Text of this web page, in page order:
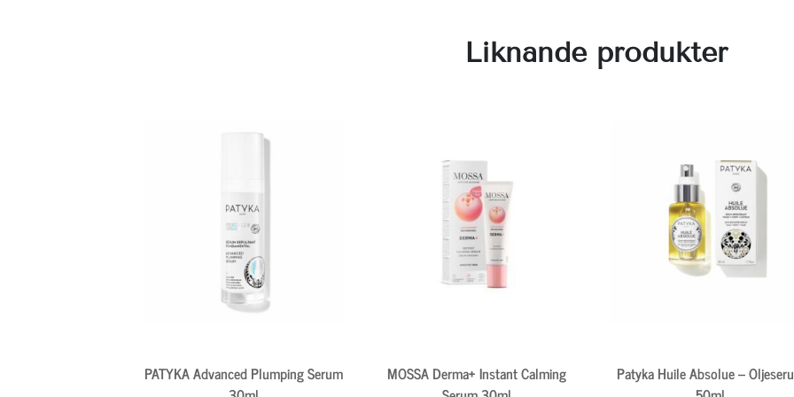
Liknande produkter
PATYKA Advanced Plumping Serum
MOSSA Derma+ Instant Calming
Patyka Huile Absolue –